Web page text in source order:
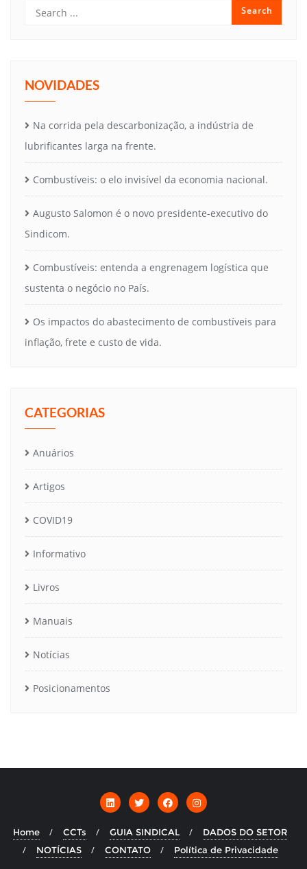
NOVIDADES
Na corrida pela descarbonização, a indústria de
lubrificantes larga na frente.
Combustíveis: o elo invisível da economia nacional.
Augusto Salomon é o novo presidente-executivo do
Sindicom.
Combustíveis: entenda a engrenagem logística que
sustenta o negócio no País.
Os impactos do abastecimento de combustíveis para
inflação, frete e custo de vida.
CATEGORIAS
Anuários
Artigos
COVID19
Informativo
Livros
Manuais
Notícias
Posicionamentos
Home CCTs GUIA SINDICAL
DADOS DO SETOR
NOTÍCIAS
CONTATO Política de Privacidade